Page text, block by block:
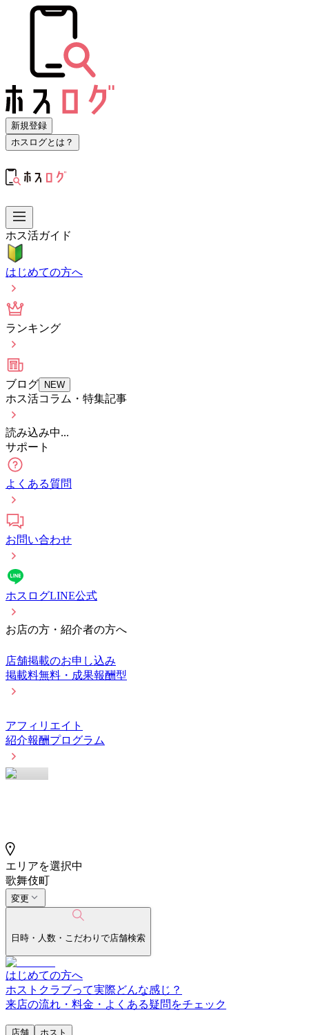
新規登録
ホスログとは？
ホス活ガイド
はじめての方へ
ランキング
ブログ NEW
ホス活コラム・特集記事
読み込み中...
サポート
よくある質問
お問い合わせ
ホスログLINE公式
お店の方・紹介者の方へ
店舗掲載のお申し込み
掲載料無料・成果報酬型
アフィリエイト
紹介報酬プログラム
エリアを選択中
歌舞伎町
変更
日時・人数・こだわりで店舗検索
はじめての方へ
ホストクラブって実際どんな感じ？
来店の流れ・料金・よくある疑問をチェック
店舗 ホスト